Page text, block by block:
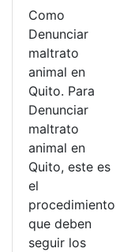
Como
Denunciar
maltrato
animal en
Quito. Para
Denunciar
maltrato
animal en
Quito, este es
el
procedimiento
que deben
seguir los